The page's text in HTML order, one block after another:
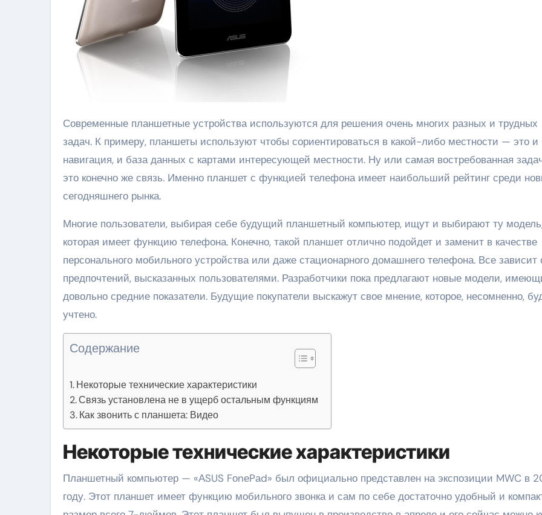
Современные планшетные устройства используются для решения очень многих разных и трудных
задач. К примеру, планшеты используют чтобы сориентироваться в какой-либо местности — это и
навигация, и база данных с картами интересующей местности. Ну или самая востребованная
это конечно же связь. Именно планшет с функцией телефона имеет наибольший рейтинг среди
сегодняшнего рынка.
Многие пользователи, выбирая себе будущий планшетный компьютер, ищут и выбирают ту
которая имеет функцию телефона. Конечно, такой планшет отлично подойдет и заменит в качестве
персонального мобильного устройства или даже стационарного домашнего телефона. Все зависит
предпочтений, высказанных пользователями. Разработчики пока предлагают новые модели,
довольно средние показатели. Будущие покупатели выскажут свое мнение, которое, несомненно,
учтено.
Содержание
Некоторые технические характеристики
Связь установлена не в ущерб остальным функциям
Как звонить с планшета: Видео
Некоторые технические характеристики
Планшетный компьютер — «АSUS FоnеPаd» был официально представлен на экспозиции MWC в
году. Этот планшет имеет функцию мобильного звонка и сам по себе достаточно удобный и